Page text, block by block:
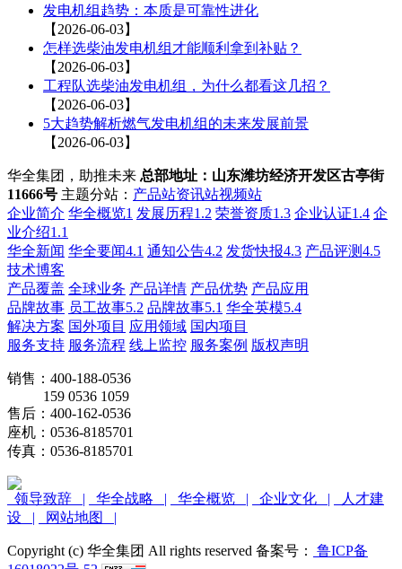
发电机组趋势：本质是可靠性进化
【2026-06-03】
怎样选柴油发电机组才能顺利拿到补贴？
【2026-06-03】
工程队选柴油发电机组，为什么都看这几招？
【2026-06-03】
5大趋势解析燃气发电机组的未来发展前景
【2026-06-03】
华全集团，助推未来 总部地址：山东潍坊经济开发区古亭街
11666号 主题分站： 产品站资讯站视频站
企业简介 华全概览1 发展历程1.2 荣誉资质1.3 企业认证1.4 企
业介绍1.1
华全新闻 华全要闻4.1 通知公告4.2 发货快报4.3 产品评测4.5
技术博客
产品覆盖 全球业务 产品详情 产品优势 产品应用
品牌故事 员工故事5.2 品牌故事5.1 华全英模5.4
解决方案 国外项目 应用领域 国内项目
服务支持 服务流程 线上监控 服务案例 版权声明
销售：400-188-0536
159 0536 1059
售后：400-162-0536
座机：0536-8185701
传真：0536-8185701
领导致辞 | 华全战略 | 华全概览 | 企业文化 |
人才建
设 |
网站地图 |
Copyright (c) 华全集团 All rights reserved 备案号：
鲁ICP备